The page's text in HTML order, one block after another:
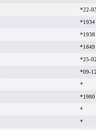
*22-
*1934
*1938
*1849
*25-
*09-
*
*1980
*
*